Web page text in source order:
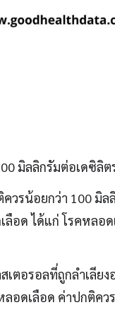
มิลลิกรัมต่อเดซิลิต
ควรน้อยกว่า 100 มิล
อด ได้แก่ โรคหลอด
สเตอรอลที่ถูกลำเลียง
อดเลือด ค่าปกติควร